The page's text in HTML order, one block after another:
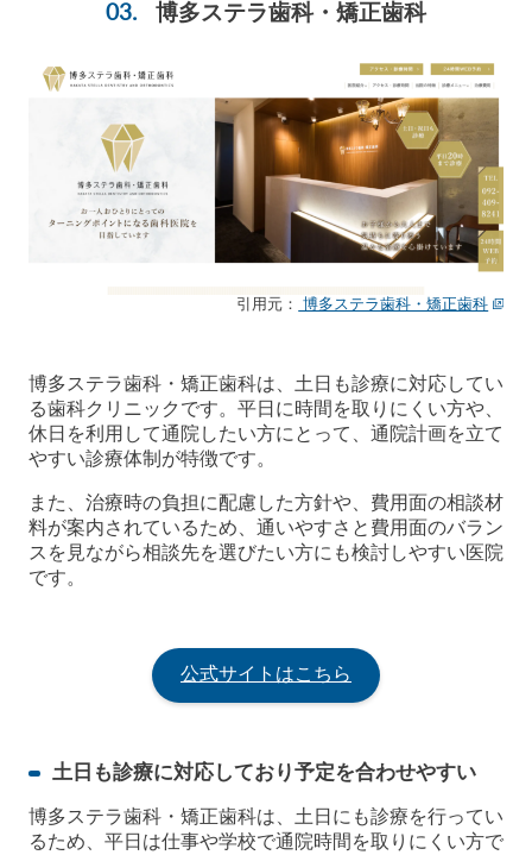
博多ステラ歯科・矯正歯科
引用元： 博多ステラ歯科・矯正歯科
博多ステラ歯科・矯正歯科は、土日も診療に対応してい
る歯科クリニックです。平日に時間を取りにくい方や、
休日を利用して通院したい方にとって、通院計画を立て
やすい診療体制が特徴です。
また、治療時の負担に配慮した方針や、費用面の相談材
料が案内されているため、通いやすさと費用面のバラン
スを見ながら相談先を選びたい方にも検討しやすい医院
です。
公式サイトはこちら
土日も診療に対応しており予定を合わせやすい
博多ステラ歯科・矯正歯科は、土日にも診療を行ってい
るため、平日は仕事や学校で通院時間を取りにくい方で